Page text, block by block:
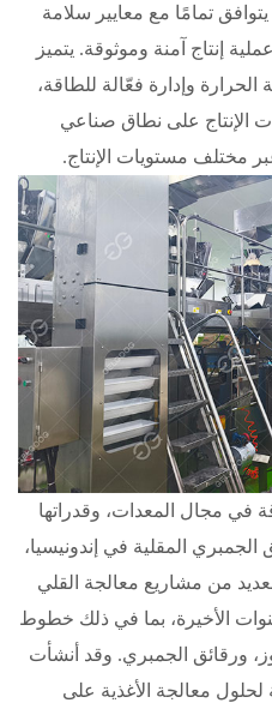
بما يتوافق تمامًا مع معايير سلامة
إنتاج آمنة وموثوقة. يتميز
وإدارة فعّالة للطاقة،
الإنتاج على نطاق صناعي
مختلف مستويات الإنتاج.
في مجال المعدات، وقدراتها
المقلية في إندونيسيا،
من مشاريع معالجة القلي
الأخيرة، بما في ذلك خطوط
ورقائق الجمبري. وقد أنشأت
لحلول معالجة الأغذية على